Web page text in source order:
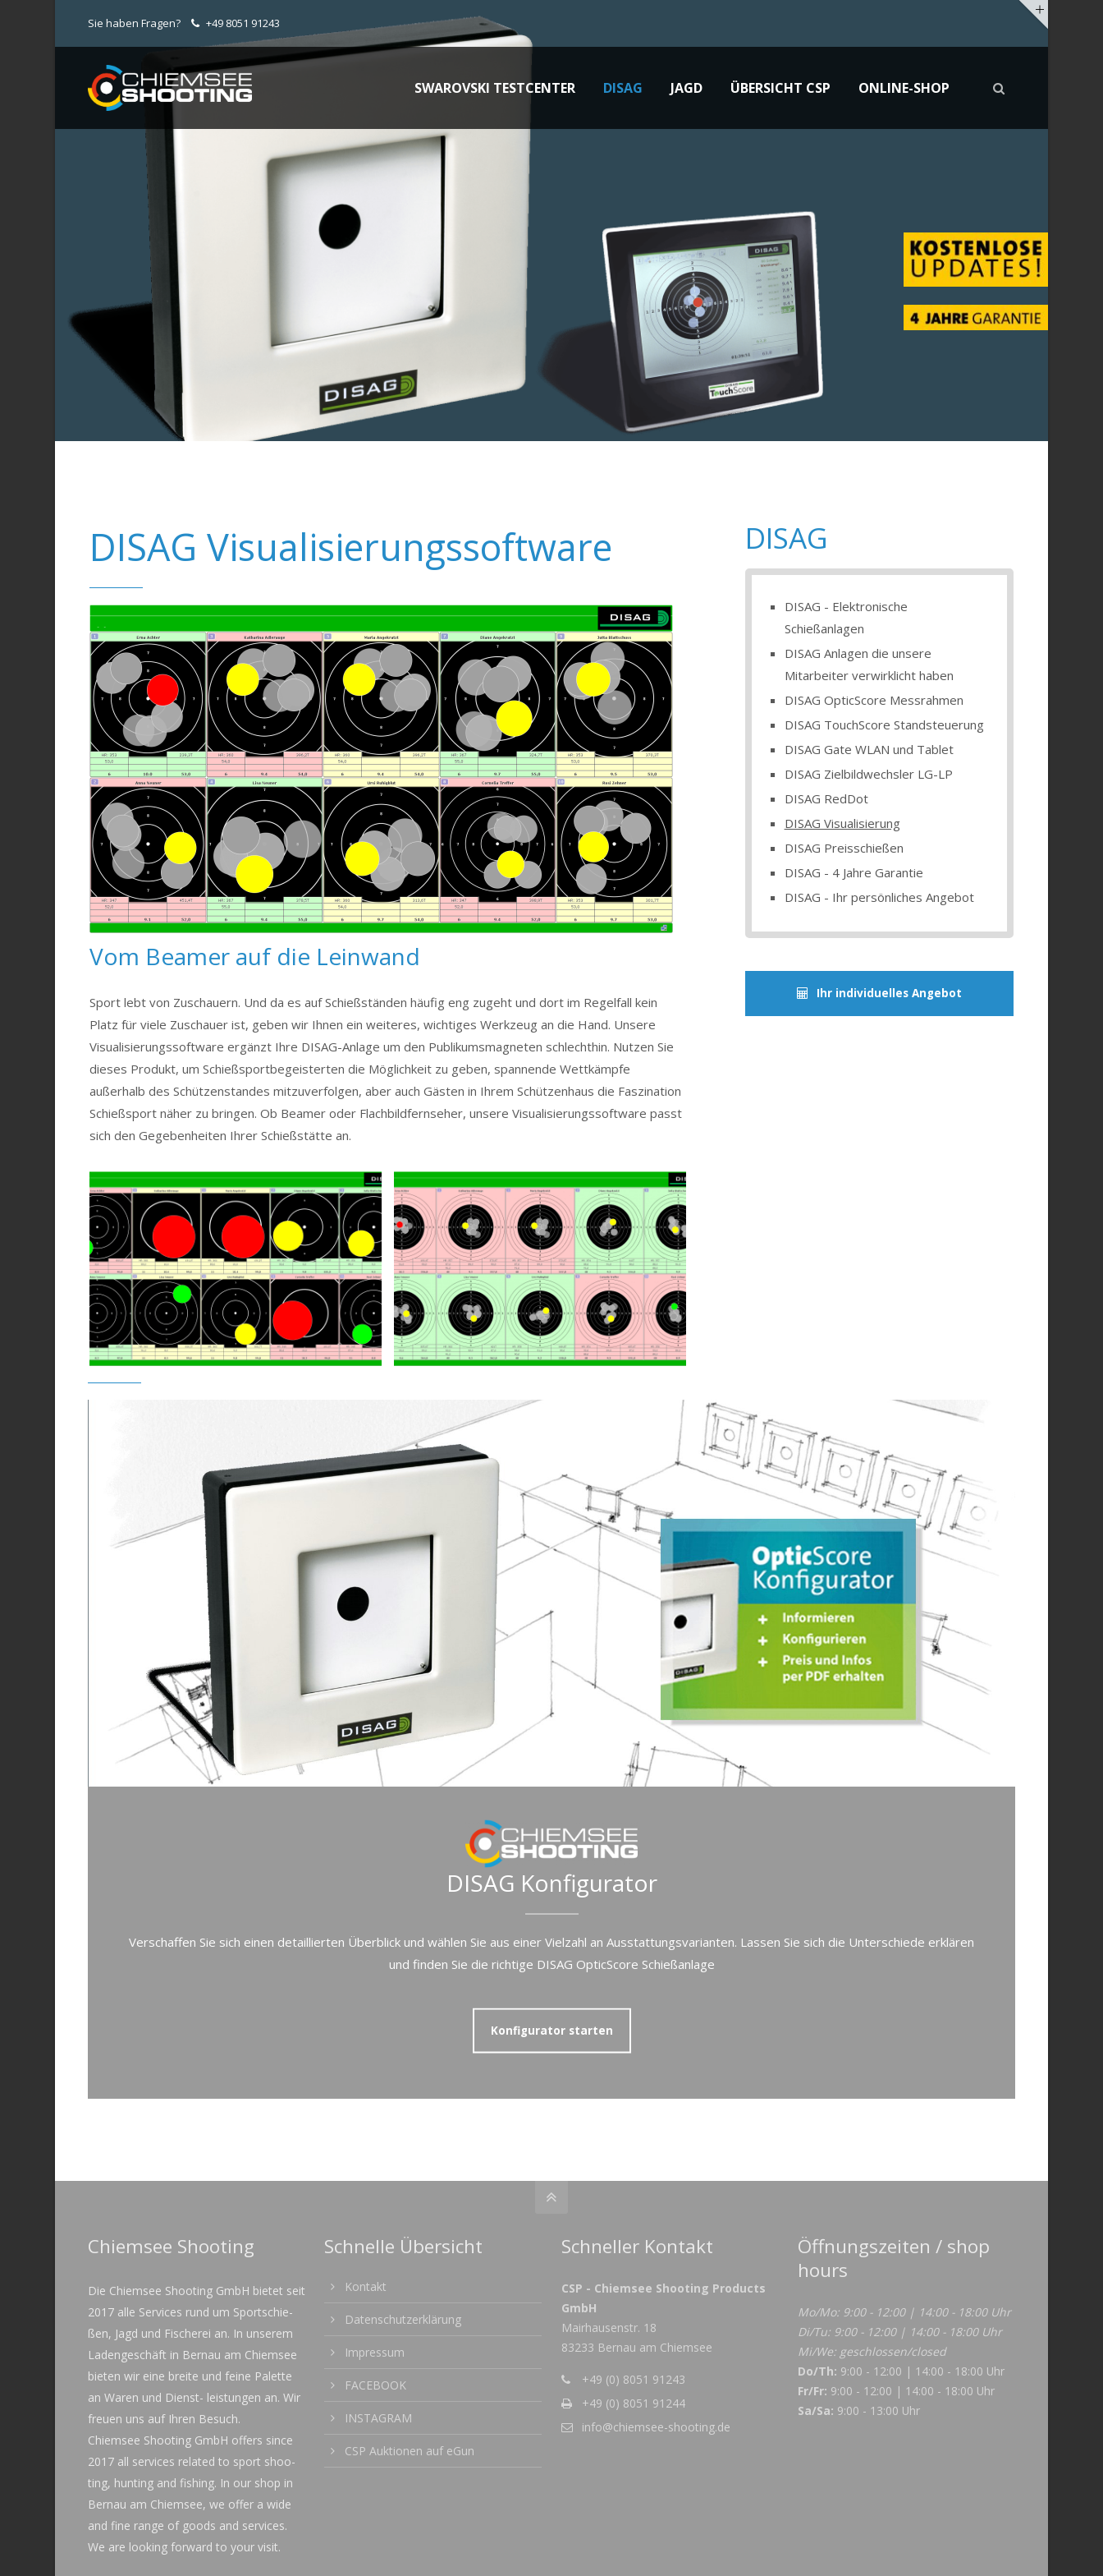
Online-Shop
Unser Shop ist wieder online! Aug-
Shop befüllen.
Sollten Sie etwas noch nicht
schreiben:
/ 365Tage
Schneller Kontakt
CSP Chiemsee Shooting Products
Sie haben Fragen?
Do you have questions?
+49 8051 91243
Öffnungszeiten/shop
Di/Tu:9:00-12:00 u. 14:00 - 18:00 Uhr
Uhr
Sa/Sa:
9:00-13:00 Uhr
Sie haben Fragen? +49 8051 91243
SWAROVSKI TESTCENTER DISAG JAGD ÜBERSICHT CSP ONLINE-SHOP
DISAG Visualisierungssoftware
Vom Beamer auf die Leinwand
Sport lebt von Zuschauern. Und da es auf Schießständen häufig eng zugeht und dort im Regelfall kein
Platz für viele Zuschauer ist, geben wir Ihnen ein weiteres, wichtiges Werkzeug an die Hand. Unsere
Visualisierungssoftware ergänzt Ihre DISAG-Anlage um den Publikumsmagneten schlechthin. Nutzen Sie
dieses Produkt, um Schießsportbegeisterten die Möglichkeit zu geben, spannende Wettkämpfe
außerhalb des Schützenstandes mitzuverfolgen, aber auch Gästen in Ihrem Schützenhaus die Faszination
Schießsport näher zu bringen. Ob Beamer oder Flachbildfernseher, unsere Visualisierungssoftware passt
sich den Gegebenheiten Ihrer Schießstätte an.
DISAG
DISAG - Elektronische
Schießanlagen
DISAG Anlagen die unsere
Mitarbeiter verwirklicht haben
DISAG OpticScore Messrahmen
DISAG TouchScore Standsteuerung
DISAG Gate WLAN und Tablet
DISAG Zielbildwechsler LG-LP
DISAG RedDot
DISAG Visualisierung
DISAG Preisschießen
DISAG - 4 Jahre Garantie
DISAG - Ihr persönliches Angebot
Ihr individuelles Angebot
DISAG Konfigurator
Verschaffen Sie sich einen detaillierten Überblick und wählen Sie aus einer Vielzahl an Ausstattungsvarianten. Lassen Sie sich die Unterschiede erklären
und finden Sie die richtige DISAG OpticScore Schießanlage
Konfigurator starten
Chiemsee Shooting
Die Chiemsee Shooting GmbH bietet seit
2017 alle Services rund um Sportschie-
ßen, Jagd und Fischerei an. In unserem
Ladengeschäft in Bernau am Chiemsee
bieten wir eine breite und feine Palette
an Waren und Dienst- leistungen an.Wir
freuen uns auf Ihren Besuch.
Chiemsee Shooting GmbH offers since
2017 all services related to sport shoo-
ting, hunting and fishing. In our shop in
Bernau am Chiemsee, we offer a wide
and fine range of goods and services.
We are looking forward to your visit.
Schnelle Übersicht
Kontakt
Datenschutzerklärung
Impressum
FACEBOOK
INSTAGRAM
CSP Auktionen auf eGun
Schneller Kontakt
CSP - Chiemsee Shooting Products
GmbH
Mairhausenstr. 18
83233 Bernau am Chiemsee
+49 (0) 8051 91243
+49 (0) 8051 91244
info@chiemsee-shooting.de
Öffnungszeiten / shop
hours
Mo/Mo: 9:00 - 12:00 | 14:00 - 18:00 Uhr
Di/Tu: 9:00 - 12:00 | 14:00 - 18:00 Uhr
Mi/We: geschlossen/closed
Do/Th: 9:00 - 12:00 | 14:00 - 18:00 Uhr
Fr/Fr: 9:00 - 12:00 | 14:00 - 18:00 Uhr
Sa/Sa: 9:00 - 13:00 Uhr